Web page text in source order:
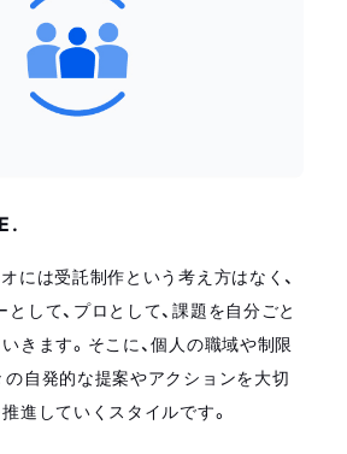
には受託制作という考え方はなく、
して、プロとして、課題を自分ごと
きます。そこに、個人の職域や制限
の自発的な提案やアクションを大切
進していくスタイルです。